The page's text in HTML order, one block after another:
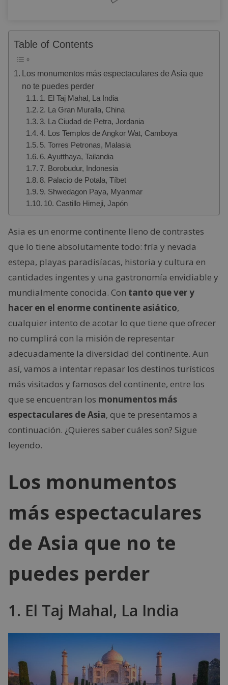
Table of Contents
Los monumentos más espectaculares de Asia que
no te puedes perder
1. El Taj Mahal, La India
2. La Gran Muralla, China
3. La Ciudad de Petra, Jordania
4. Los Templos de Angkor Wat, Camboya
5. Torres Petronas, Malasia
6. Ayutthaya, Tailandia
7. Borobudur, Indonesia
8. Palacio de Potala, Tíbet
9. Shwedagon Paya, Myanmar
10. Castillo Himeji, Japón
Asia es un enorme continente lleno de contrastes
que lo tiene absolutamente todo: fría y nevada
estepa, playas paradisíacas, historia y cultura en
cantidades ingentes y una gastronomía envidiable y
mundialmente conocida. Con tanto que ver y
hacer en el enorme continente asiático,
cualquier intento de acotar lo que tiene que ofrecer
no cumplirá con la misión de representar
adecuadamente la diversidad del continente. Aun
así, vamos a intentar repasar los destinos turísticos
más visitados y famosos del continente, entre los
que se encuentran los monumentos más
espectaculares de Asia, que te presentamos a
continuación. ¿Quieres saber cuáles son? Sigue
leyendo.
Los monumentos
más espectaculares
de Asia que no te
puedes perder
1. El Taj Mahal, La India